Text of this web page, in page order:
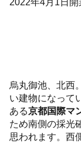
烏丸御池、北西
い建物になって
ある京都国際マ
ため南側の採光
思われます。西